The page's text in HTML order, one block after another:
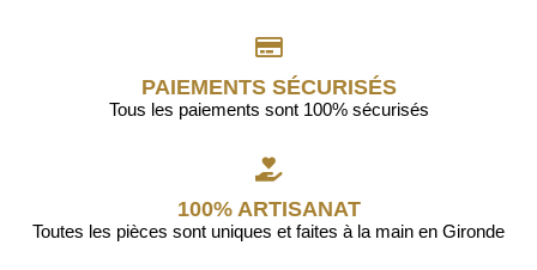
PAIEMENTS SÉCURISÉS
Tous les paiements sont 100% sécurisés
100% ARTISANAT
Toutes les pièces sont uniques et faites à la main en Gironde